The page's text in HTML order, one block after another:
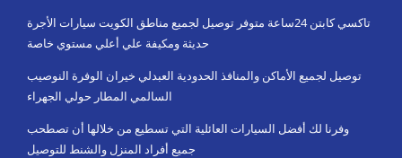
تاكسي كابتن 24ساعة متوفر توصيل لجميع مناطق الكويت سيارات الأجرة
حديثة ومكيفة علي أعلي مستوي خاصة
توصيل لجميع الأماكن والمنافذ الحدودية العبدلي خيران الوفرة النوصيب
السالمي المطار حولي الجهراء
وفرنا لك أفضل السيارات العائلية التي تسطيع من خلالها أن تصطحب
جميع أفراد المنزل والشنط للتوصيل